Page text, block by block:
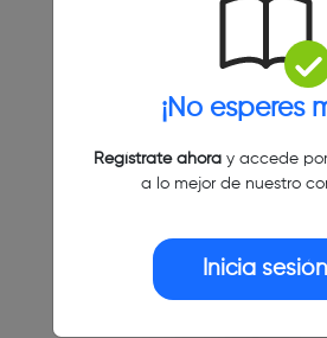
¡No esperes
Regístrate ahoray accede
a lo mejor de nuestro
Inicia sesión